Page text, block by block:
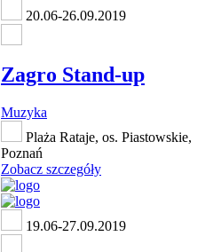
20.06-26.09.2019
Zagro Stand-up
Muzyka
Plaża Rataje, os. Piastowskie,
Poznań
Zobacz szczegóły
19.06-27.09.2019